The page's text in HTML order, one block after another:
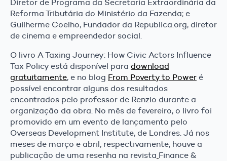
Diretor de Programa da Secretaria Extraordinária da
Reforma Tributária do Ministério da Fazenda; e
Guilherme Coelho, Fundador da Republica.org, diretor
de cinema e empreendedor social.
O livro A Taxing Journey: How Civic Actors Influence
Tax Policy está disponível para download
gratuitamente, e no blog From Poverty to Power é
possível encontrar alguns dos resultados
encontrados pelo professor de Renzio durante a
organização da obra. No mês de fevereiro, o livro foi
promovido em um evento de lançamento pelo
Overseas Development Institute, de Londres. Já nos
meses de março e abril, respectivamente, houve a
publicação de uma resenha na revista Finance &